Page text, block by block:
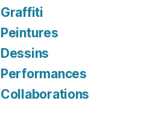
Graffiti
Peintures
Dessins
Performances
Collaborations